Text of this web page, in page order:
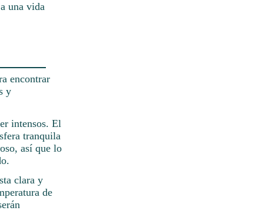
una vida
encontrar
y
intensos. El
tranquila
así que lo
clara y
de